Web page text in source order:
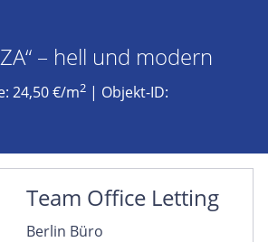
– hell und modern
24,50 €/m2 | Objekt-ID:
Team Office Letting
Berlin Büro